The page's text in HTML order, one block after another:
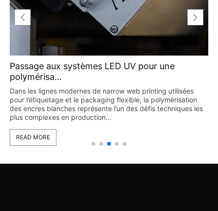
Passage aux systèmes LED UV pour une
polymérisa...
Dans les lignes modernes de narrow web printing utilisées
pour l’étiquetage et le packaging flexible, la polymérisation
des encres blanches représente l’un des défis techniques les
plus complexes en production...
READ MORE